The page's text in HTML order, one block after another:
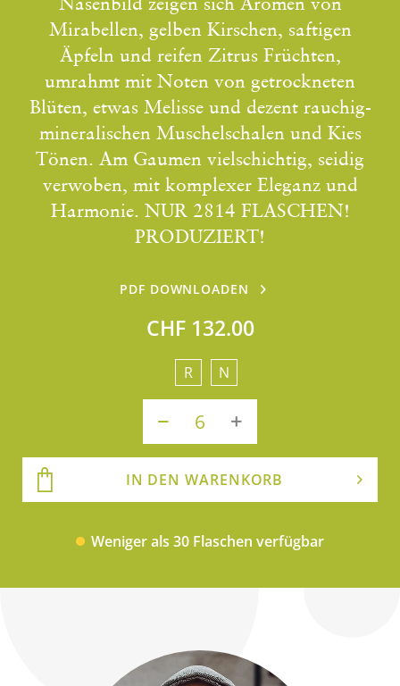
Mirabellen, gelben Kirschen, saftigen
Äpfeln und reifen Zitrus Früchten,
umrahmt mit Noten von getrockneten
Blüten, etwas Melisse und dezent rauchig-
mineralischen Muschelschalen und Kies
Tönen. Am Gaumen vielschichtig, seidig
verwoben, mit komplexer Eleganz und
Harmonie. NUR 2814 FLASCHEN!
PRODUZIERT!
PDF DOWNLOADEN
CHF 132.00
R N
IN DEN WARENKORB
Weniger als 30 Flaschen verfügbar